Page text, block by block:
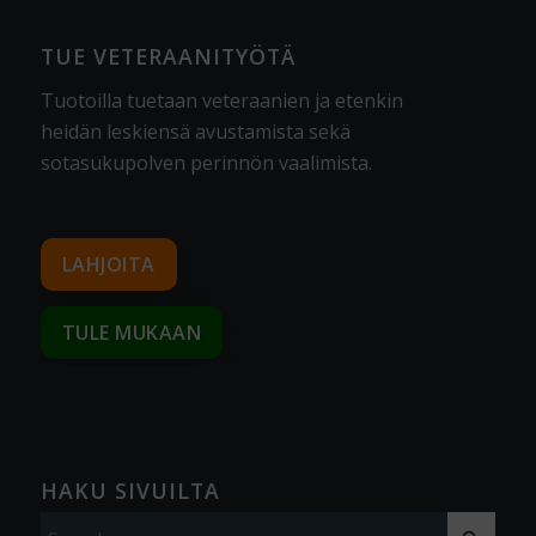
TUE VETERAANITYÖTÄ
Tuotoilla tuetaan veteraanien ja etenkin
heidän leskiensä avustamista sekä
sotasukupolven perinnön vaalimista.
LAHJOITA
TULE MUKAAN
HAKU SIVUILTA